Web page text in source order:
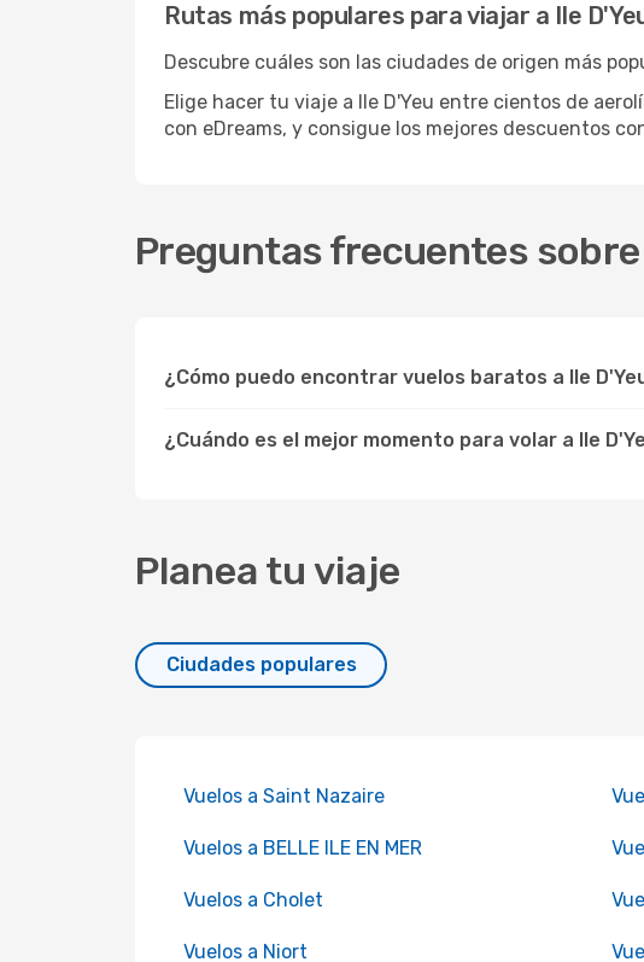
Rutas más populares para viajar a Ile
Descubre cuáles son las ciudades de origen más
Elige hacer tu viaje a Ile D'Yeu entre cientos de
con eDreams, y consigue los mejores descuentos
Preguntas frecuentes sobre
¿Cómo puedo encontrar vuelos baratos a Ile
¿Cuándo es el mejor momento para volar a Ile
Planea tu viaje
Ciudades populares
Vuelos a Saint Nazaire
Vuelos a BELLE ILE EN MER
Vuelos a Cholet
Vuelos a Niort